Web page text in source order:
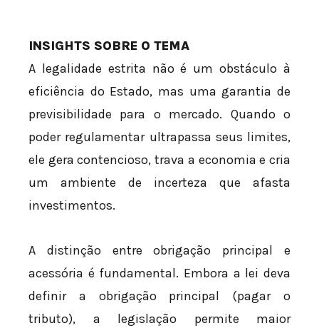
INSIGHTS SOBRE O TEMA
A legalidade estrita não é um obstáculo à
eficiência do Estado, mas uma garantia de
previsibilidade para o mercado. Quando o
poder regulamentar ultrapassa seus limites,
ele gera contencioso, trava a economia e cria
um ambiente de incerteza que afasta
investimentos.
A distinção entre obrigação principal e
acessória é fundamental. Embora a lei deva
definir a obrigação principal (pagar o
tributo), a legislação permite maior